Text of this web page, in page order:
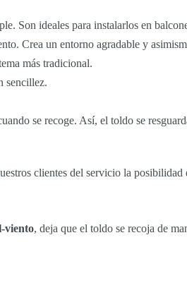
Son ideales para instalarlos en
Crea un entorno agradable y
más tradicional.
sencillez.
se recoge. Así, el toldo se
clientes del servicio la
viento, deja que el toldo se recoja de